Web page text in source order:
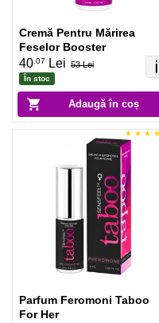
Adaugă în coș
ℹ️
Cremă Pentru Mărirea
Feselor Booster
40 .07 Lei 53 Lei
În stoc
Parfum Feromoni Taboo
For Her